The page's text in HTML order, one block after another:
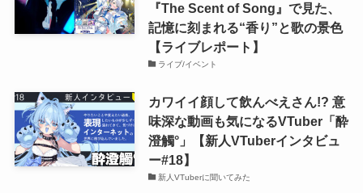
『The Scent of Song』で見た、
記憶に刻まれる“香り”と歌の景色
【ライブレポート】
ライブ/イベント
カワイイ顔して飲んべえさん!? 意
味深な動画も気になるVTuber「酔
澄觸°」【新人VTuberインタビュ
ー#18】
新人VTuberに聞いてみた